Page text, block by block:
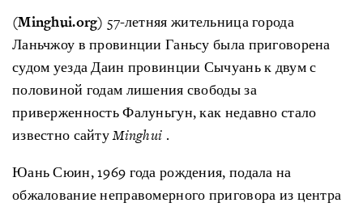
(Minghui.org) 57-летняя жительница города
Ланьчжоу в провинции Ганьсу была приговорена
судом уезда Даин провинции Сычуань к двум с
половиной годам лишения свободы за
приверженность Фалуньгун, как недавно стало
известно сайтуMinghui .
Юань Сюин, 1969 года рождения, подала на
обжалование неправомерного приговора из центра